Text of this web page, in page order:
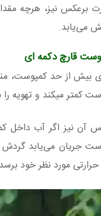
می‌یابد.
قارچ دکمه ای
بیش‌ از حد کمپوست،
کمتر میکند و تهویه
آن نیز اگر آب داخل
جریان می‌یابد
مورد نظر خود